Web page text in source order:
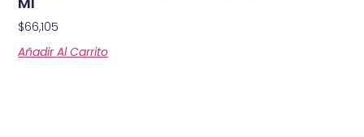
$66,105
Añadir Al Carrito